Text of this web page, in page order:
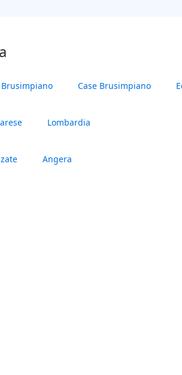
Case Brusimpiano
Lombardia
Angera